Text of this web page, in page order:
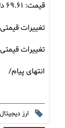
قیمت: ۶۹.۶۱ دلار
تغییرات قیمتی ۲۴ ساعت گذشته: ۵.۶۴ درصد افزایش
تغییرات قیمتی یک
انتهای پیام/
ارز دیجیتال